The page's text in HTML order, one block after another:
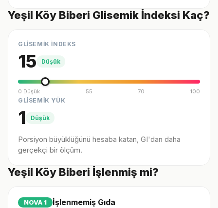
Yeşil Köy Biberi Glisemik İndeksi Kaç?
GLİSEMİK İNDEKS
15 Düşük
0 Düşük 55 70 100
GLİSEMİK YÜK
1 Düşük
Porsiyon büyüklüğünü hesaba katan, GI'dan daha
gerçekçi bir ölçüm.
Yeşil Köy Biberi İşlenmiş mi?
NOVA 1 İşlenmemiş Gıda